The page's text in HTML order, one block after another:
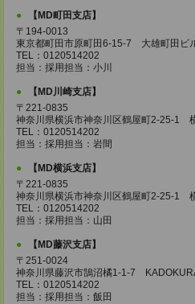
【MD町田支店】
〒194-0013
東京都町田市原町田6-15-7 大雄町田ビ
TEL：0120514202
担当：採用担当：小川
【MD川崎支店】
〒221-0835
神奈川県横浜市神奈川区鶴屋町2-25-1
TEL：0120514202
担当：採用担当：岩間
【MD横浜支店】
〒221-0835
神奈川県横浜市神奈川区鶴屋町2-25-1
TEL：0120514202
担当：採用担当：山田
【MD藤沢支店】
〒251-0024
神奈川県藤沢市鵠沼橘1-1-7
TEL：0120514202
担当：採用担当：飯田